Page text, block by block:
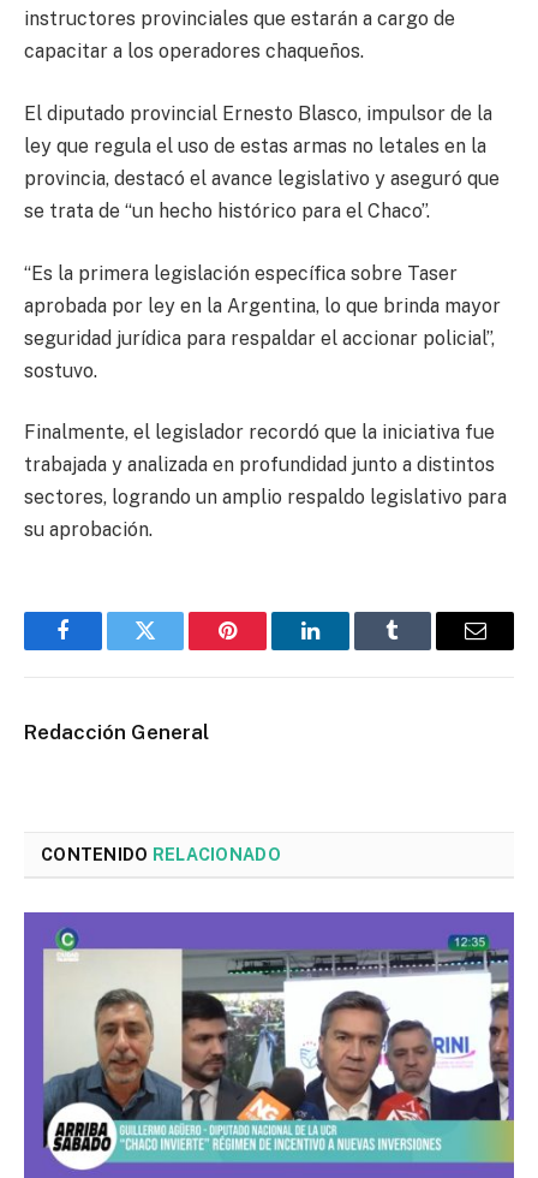
instructores provinciales que estarán a cargo de
capacitar a los operadores chaqueños.
El diputado provincial Ernesto Blasco, impulsor de la
ley que regula el uso de estas armas no letales en la
provincia, destacó el avance legislativo y aseguró que
se trata de “un hecho histórico para el Chaco”.
“Es la primera legislación específica sobre Taser
aprobada por ley en la Argentina, lo que brinda mayor
seguridad jurídica para respaldar el accionar policial”,
sostuvo.
Finalmente, el legislador recordó que la iniciativa fue
trabajada y analizada en profundidad junto a distintos
sectores, logrando un amplio respaldo legislativo para
su aprobación.
FacebookTwitter Pinterest LinkedInTumblr Email
Redacción General
CONTENIDO RELACIONADO